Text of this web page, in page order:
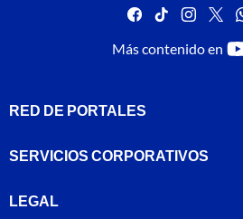
facebook
tiktok
Más contenido en
RED DE PORTALES
SERVICIOS CORPORATIVOS
LEGAL